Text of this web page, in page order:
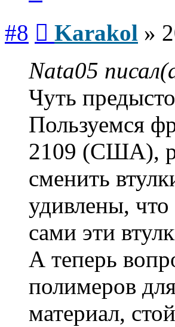
#8 Karakol »
Nata05
Чуть
Пользуемся
2109 (США),
сменить
удивлены,
сами эти
А теперь
полимеров
материал,